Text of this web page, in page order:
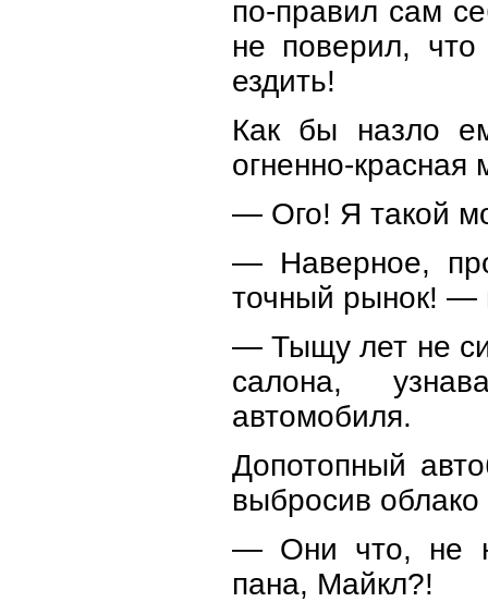
по-правил сам
не поверил,
ездить!
Как бы назло
огненно-красная
— Ого! Я такой
— Наверное,
точный рынок! —
— Тыщу лет не
салона,
автомобиля.
Допотопный
выбросив облако
— Они что, не
пана, Майкл?!